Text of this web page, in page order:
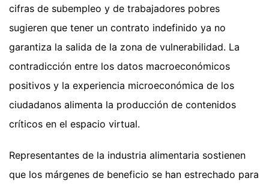
cifras de subempleo y de trabajadores pobres
sugieren que tener un contrato indefinido ya no
garantiza la salida de la zona de vulnerabilidad. La
contradicción entre los datos macroeconómicos
positivos y la experiencia microeconómica de los
ciudadanos alimenta la producción de contenidos
críticos en el espacio virtual.
Representantes de la industria alimentaria sostienen
que los márgenes de beneficio se han estrechado para